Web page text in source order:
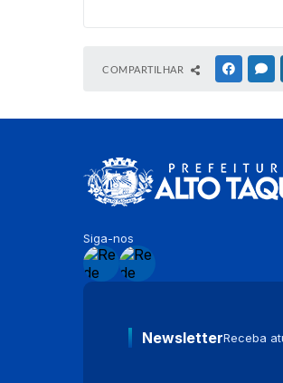
COMPARTILHAR
Siga-nos
NewsletterReceba